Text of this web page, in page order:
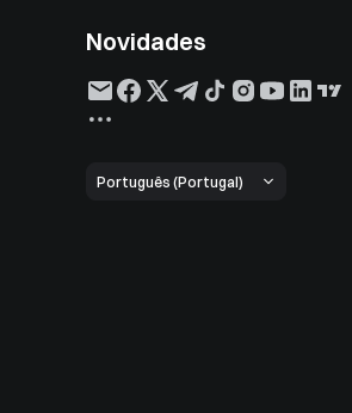
Novidades
Português (Portugal)